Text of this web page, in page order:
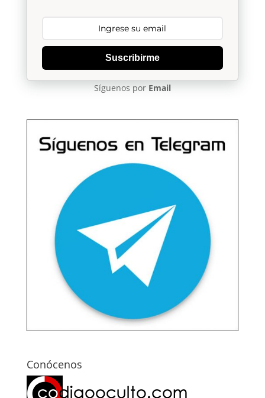
Suscribirme
Síguenos por Email
Conócenos